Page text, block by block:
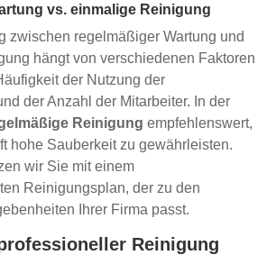
vs. einmalige Reinigung
zwischen regelmäßiger Wartung und
hängt von verschiedenen Faktoren
der Nutzung der
der Anzahl der Mitarbeiter. In der
Reinigung empfehlenswert,
hohe Sauberkeit zu gewährleisten.
wir Sie mit einem
Reinigungsplan, der zu den
Ihrer Firma passt.
Reinigung